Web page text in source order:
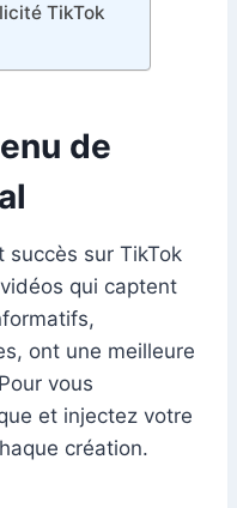
TikTok
de
succès sur TikTok
qui captent
ont une meilleure
vous
et injectez votre
création.